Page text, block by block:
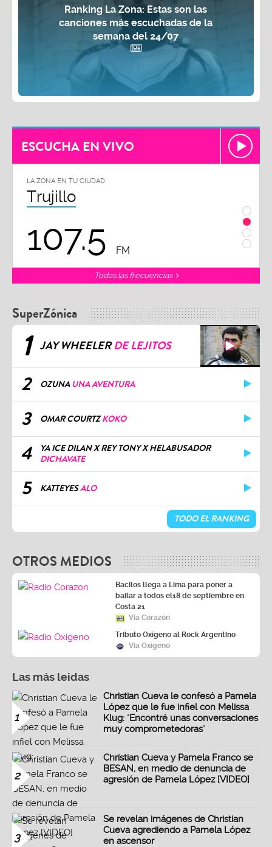
Ranking La Zona: Estas son las
canciones más escuchadas de la
semana del 24/07
ESCUCHA EN VIVO
LA ZONA EN TU CIUDAD
Trujillo
107.5 FM
Todas las frecuencias
SuperZónica
1 JAY WHEELERDE LEJITOS
2 OZUNA UNA AVENTURA
3 OMAR COURTZKOKO
4
YA ICE DILAN X REY TONY X HELABUSADOR
DICHAVATE
5 KATTEYESALO
TODO EL RANKING
OTROS MEDIOS
Bacilos llega a Lima para poner a
bailar a todos el18 de septiembre en
Costa 21
Vía Corazón
Tributo Oxígeno al Rock Argentino
Vía Oxígeno
Las más leidas
1
Christian Cueva le confesó a Pamela
López que le fue infiel con Melissa
Klug: "Encontré unas conversaciones
muy comprometedoras"
2
Christian Cueva y Pamela Franco se
BESAN, en medio de denuncia de
agresión de Pamela López [VIDEO]
3
Se revelan imágenes de Christian
Cueva agrediendo a Pamela López
en ascensor